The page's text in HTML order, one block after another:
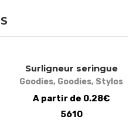
Surligneur seringue
Goodies, Goodies, Stylos
A partir de 0.28€
5610